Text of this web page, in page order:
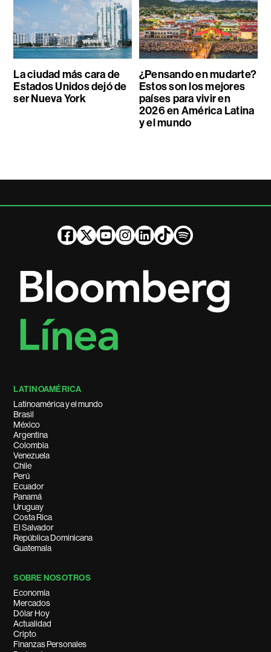
La ciudad más cara de
Estados Unidos dejó de
ser Nueva York
¿Pensando en mudarte?
Estos son los mejores
países para vivir en
2026 en América Latina
y el mundo
LATINOAMÉRICA
Latinoamérica y el mundo
Brasil
México
Argentina
Colombia
Venezuela
Chile
Perú
Ecuador
Panamá
Uruguay
Costa Rica
El Salvador
República Dominicana
Guatemala
SOBRE NOSOTROS
Economía
Mercados
Dólar Hoy
Actualidad
Cripto
Finanzas Personales